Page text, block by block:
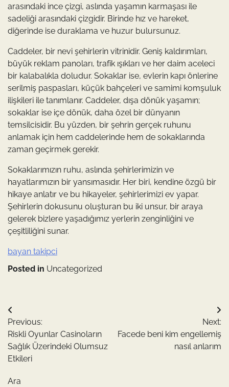
arasındaki ince çizgi, aslında yaşamın karmaşası ile
sadeliği arasındaki çizgidir. Birinde hız ve hareket,
diğerinde ise duraklama ve huzur bulursunuz.
Caddeler, bir nevi şehirlerin vitrinidir. Geniş kaldırımları,
büyük reklam panoları, trafik ışıkları ve her daim aceleci
bir kalabalıkla doludur. Sokaklar ise, evlerin kapı önlerine
serilmiş paspasları, küçük bahçeleri ve samimi komşuluk
ilişkileri ile tanımlanır. Caddeler, dışa dönük yaşamın;
sokaklar ise içe dönük, daha özel bir dünyanın
temsilcisidir. Bu yüzden, bir şehrin gerçek ruhunu
anlamak için hem caddelerinde hem de sokaklarında
zaman geçirmek gerekir.
Sokaklarımızın ruhu, aslında şehirlerimizin ve
hayatlarımızın bir yansımasıdır. Her biri, kendine özgü bir
hikaye anlatır ve bu hikayeler, şehirlerimizi ev yapar.
Şehirlerin dokusunu oluşturan bu iki unsur, bir araya
gelerek bizlere yaşadığımız yerlerin zenginliğini ve
çeşitliliğini sunar.
bayan takipci
Posted in Uncategorized
Yazı
gezinmesi
Previous:
Riskli Oyunlar Casinoların
Sağlık Üzerindeki Olumsuz
Etkileri
Next:
Facede beni kim engellemiş
nasıl anlarım
Ara